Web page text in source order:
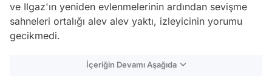
ve Ilgaz'ın yeniden evlenmelerinin ardından sevişme
sahneleri ortalığı alev alev yaktı, izleyicinin yorumu
gecikmedi.
İçeriğin Devamı Aşağıda